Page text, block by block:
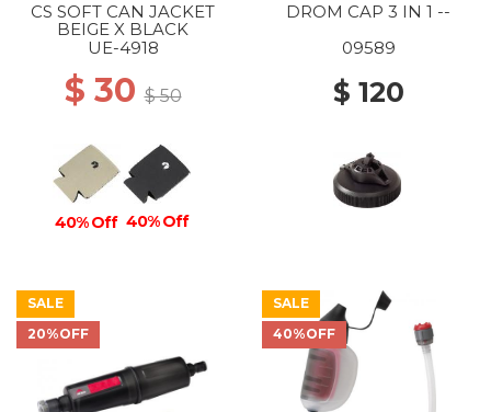
CS SOFT CAN JACKET
BEIGE X BLACK
UE-4918
$ 30$ 50
40% Off 40% Off
DROM CAP 3 IN 1 --
09589
$ 120
SALE
20%OFF
SALE
40%OFF